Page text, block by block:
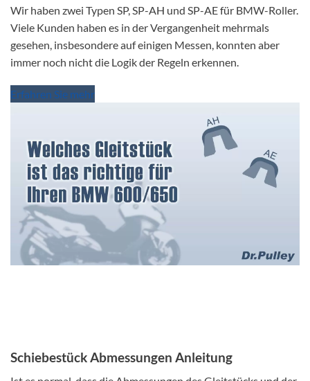
Wir haben zwei Typen SP, SP-AH und SP-AE für BMW-Roller.
Viele Kunden haben es in der Vergangenheit mehrmals
gesehen, insbesondere auf einigen Messen, konnten aber
immer noch nicht die Logik der Regeln erkennen.
Erfahren Sie mehr
Schiebestück Abmessungen Anleitung